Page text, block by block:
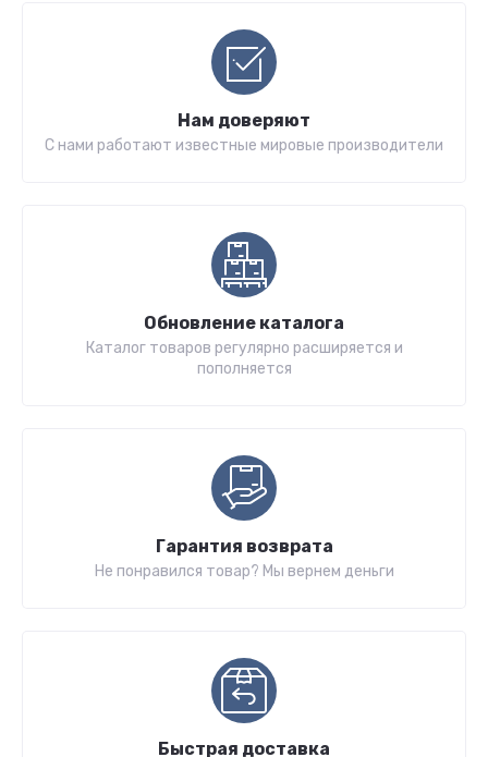
Нам доверяют
С нами работают известные мировые производители
Обновление каталога
Каталог товаров регулярно расширяется и
пополняется
Гарантия возврата
Не понравился товар? Мы вернем деньги
Быстрая доставка